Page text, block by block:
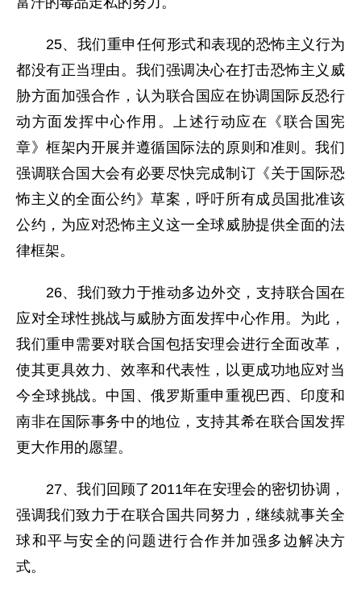
25、我们重申任何形式和表现的恐怖主义行为
都没有正当理由。我们强调决心在打击恐怖主义威
胁方面加强合作，认为联合国应在协调国际反恐行
动方面发挥中心作用。上述行动应在《联合国宪
章》框架内开展并遵循国际法的原则和准则。我们
强调联合国大会有必要尽快完成制订《关于国际恐
怖主义的全面公约》草案，呼吁所有成员国批准该
公约，为应对恐怖主义这一全球威胁提供全面的法
律框架。
26、我们致力于推动多边外交，支持联合国在
应对全球性挑战与威胁方面发挥中心作用。为此，
我们重申需要对联合国包括安理会进行全面改革，
使其更具效力、效率和代表性，以更成功地应对当
今全球挑战。中国、俄罗斯重申重视巴西、印度和
南非在国际事务中的地位，支持其希在联合国发挥
更大作用的愿望。
27、我们回顾了2011年在安理会的密切协调，
强调我们致力于在联合国共同努力，继续就事关全
球和平与安全的问题进行合作并加强多边解决方
式。